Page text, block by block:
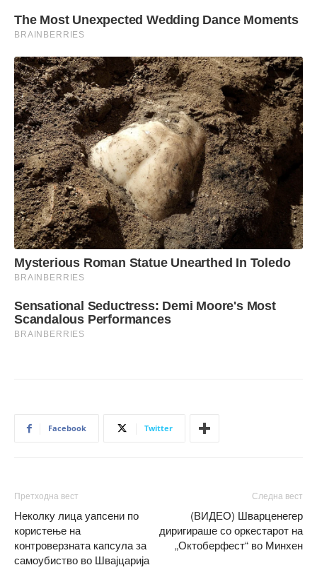
Facebook Twitter
Претходна вест
Неколку лица уапсени по
користење на
контроверзната капсула за
самоубиство во Швајцарија
Следна вест
(ВИДЕО) Шварценегер
диригираше со оркестарот на
„Октоберфест“ во Минхен